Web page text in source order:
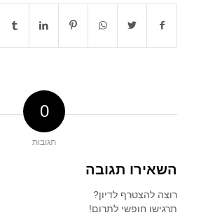
0
תגובות
השאירו תגובה
רוצה להצטרף לדיון?
תרגישו חופשי לתרום!